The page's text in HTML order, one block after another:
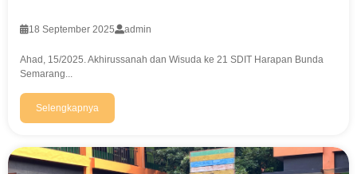
18 September 2025 admin
Ahad, 15/2025. Akhirussanah dan Wisuda ke 21 SDIT Harapan Bunda
Semarang...
Selengkapnya